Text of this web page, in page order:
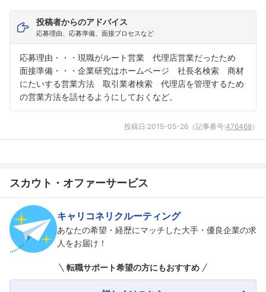
フォローしました
こちらの企業もフォローしませんか？
投稿者からのアドバイス
応募理由、応募準備、面接プロセスなど
応募理由・・・現職がルート営業 代理店営業だったため
面接準備・・・企業研究はホームページ 社長名検索 商材
にたいする営業方法 取引業者検索 代理店を管理するため
の営業方法を話せるようにしておくなど。
投稿日:2015-05-26 （記事番号:476468）
スカウト・オファーサービス
キャリコネリクルーティング
あなたの希望・経歴にマッチした大手・優良企業の求
人をお届け！
転職サポート希望の方にもおすすめ